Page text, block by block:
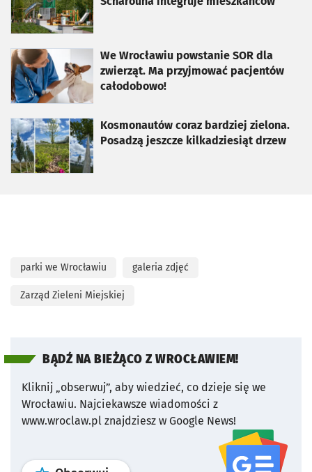
We Wrocławiu powstanie SOR dla
zwierząt. Ma przyjmować pacjentów
całodobowo!
otworzy się w nowej karcie
Kosmonautów coraz bardziej zielona.
Posadzą jeszcze kilkadziesiąt drzew
otworzy się w nowej karcie
parki we Wrocławiu galeria zdjęć
Zarząd Zieleni Miejskiej
BĄDŹ NA BIEŻĄCO Z WROCŁAWIEM!
Kliknij „obserwuj”, aby wiedzieć, co dzieje się we
Wrocławiu. Najciekawsze wiadomości z
www.wroclaw.pl znajdziesz w Google News!